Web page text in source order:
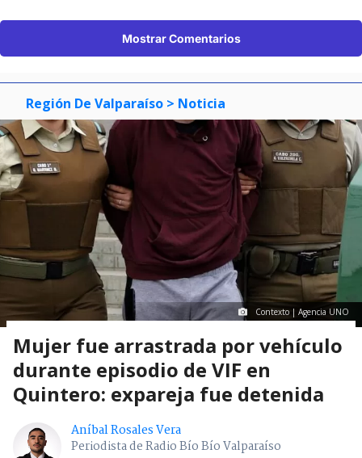
Mostrar Comentarios
Región De Valparaíso > Noticia
Contexto | Agencia UNO
Mujer fue arrastrada por vehículo
durante episodio de VIF en
Quintero: expareja fue detenida
Aníbal Rosales Vera
Periodista de Radio Bío Bío Valparaíso